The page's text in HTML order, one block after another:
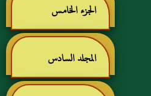
الجزء الخامس
المجلد السادس